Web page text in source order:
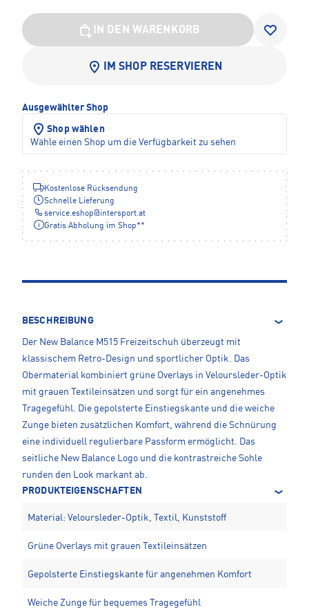
IN DEN WARENKORB
IM SHOP RESERVIEREN
Ausgewählter Shop
Shop wählen
Wähle einen Shop um die Verfügbarkeit zu sehen
Kostenlose Rücksendung
Schnelle Lieferung
service.eshop@intersport.at
Gratis Abholung im Shop**
BESCHREIBUNG
Der New Balance M515 Freizeitschuh überzeugt mit
klassischem Retro-Design und sportlicher Optik. Das
Obermaterial kombiniert grüne Overlays in Veloursleder-Optik
mit grauen Textileinsätzen und sorgt für ein angenehmes
Tragegefühl. Die gepolsterte Einstiegskante und die weiche
Zunge bieten zusätzlichen Komfort, während die Schnürung
eine individuell regulierbare Passform ermöglicht. Das
seitliche New Balance Logo und die kontrastreiche Sohle
runden den Look markant ab.
PRODUKTEIGENSCHAFTEN
Material: Veloursleder-Optik, Textil, Kunststoff
Grüne Overlays mit grauen Textileinsätzen
Gepolsterte Einstiegskante für angenehmen Komfort
Weiche Zunge für bequemes Tragegefühl